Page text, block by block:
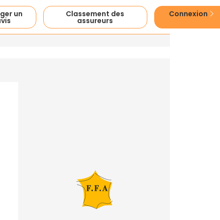
un Classement des
assureurs
Connexion